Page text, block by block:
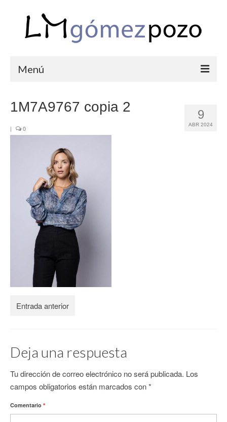
Menú
COMUNIONES
CORPORATIVAS
SEMANA SANTA
BLOG
SOBRE LM
CONTACTO
9
ABR 2024
1M7A9767 copia 2
| 0
Entrada anterior
Deja una respuesta
Tu dirección de correo electrónico no será publicada. Los
campos obligatorios están marcados con*
Comentario *